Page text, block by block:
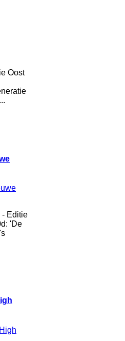
Oost
- Editie
'De